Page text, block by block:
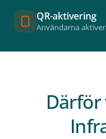
QR-aktivering
Användarna